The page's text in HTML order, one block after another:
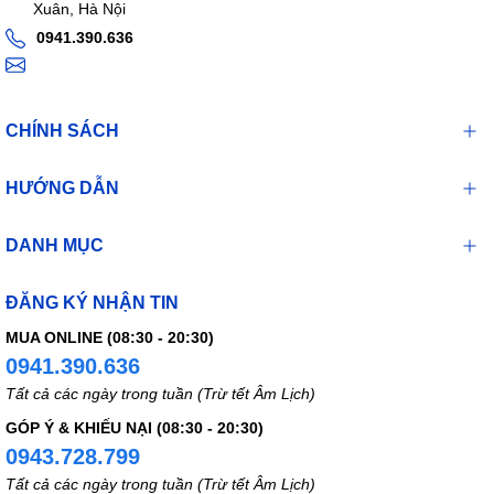
Probenecid: giống các kháng sinh β-lactam khác, dùng đồng
Quên liều và cách xử trí
Dùng liều đó ngay khi nhớ ra. Không dùng liều thứ hai để bù
biểu htiện bất thường cần tới bệnh viện để được điều trị kịp
thời.
Bảo quản
Bảo quản ở nhiệt độ thoáng mát dưới 30 độ c.
Để xa tầm tay trẻ em.
Xuân, Hà Nội
0941.390.636
CHÍNH SÁCH
HƯỚNG DẪN
DANH MỤC
ĐĂNG KÝ NHẬN TIN
MUA ONLINE (08:30 - 20:30)
0941.390.636
Tất cả các ngày trong tuần (Trừ tết Âm Lịch)
GÓP Ý & KHIẾU NẠI (08:30 - 20:30)
0943.728.799
Tất cả các ngày trong tuần (Trừ tết Âm Lịch)